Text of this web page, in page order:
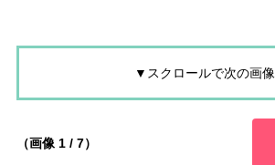
▼スクロールで次の画像
（画像 1 / 7）